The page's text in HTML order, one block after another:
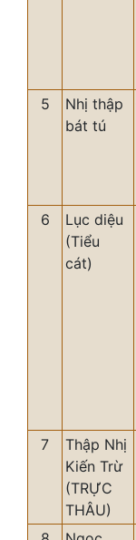
5
Nhị thập
bát tú
6
Lục diệu
(Tiểu
cát)
7
Thập Nhị
Kiến Trừ
(TRỰC
THÂU)